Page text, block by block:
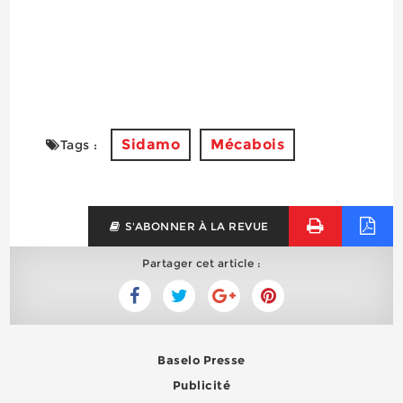
Tags : Sidamo Mécabois
S'ABONNER À LA REVUE
Partager cet article :
Baselo Presse
Publicité